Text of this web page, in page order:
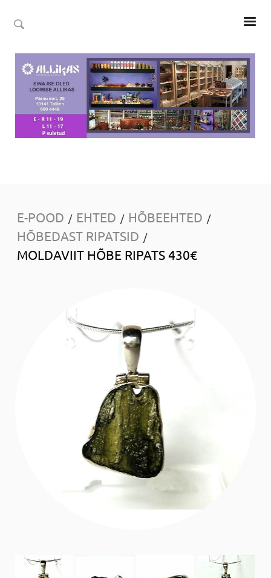
E-POOD / EHTED / HÕBEEHTED /
HÕBEDAST RIPATSID /
MOLDAVIIT HÕBE RIPATS 430€